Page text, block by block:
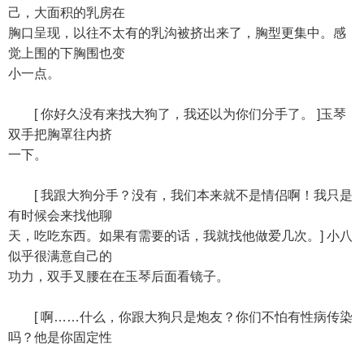
己，大面积的乳房在
胸口呈现，以往不太有的乳沟被挤出来了，胸型更集中。感
觉上围的下胸围也变
小一点。
[ 你好久没有来找大狗了，我还以为你们分手了。 ]玉琴
双手把胸罩往内挤
一下。
[ 我跟大狗分手？没有，我们本来就不是情侣啊！我只是
有时候会来找他聊
天，吃吃东西。如果有需要的话，我就找他做爱几次。] 小八
似乎很满意自己的
功力，双手叉腰在在玉琴后面看镜子。
[ 啊……什么，你跟大狗只是炮友？你们不怕有性病传染
吗？他是你固定性